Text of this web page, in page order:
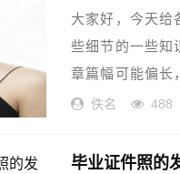
大家好，今天给
些细节的一些知
章篇幅可能偏长
现在就……
佚名 488
毕业证件照的